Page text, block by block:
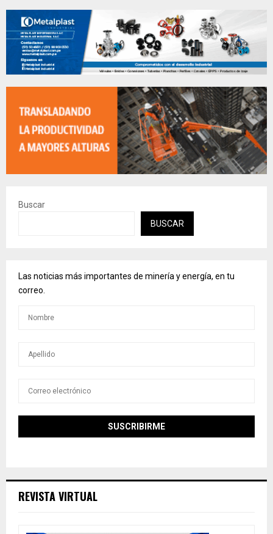
Buscar
BUSCAR
Las noticias más importantes de minería y energía, en tu
correo.
REVISTA VIRTUAL